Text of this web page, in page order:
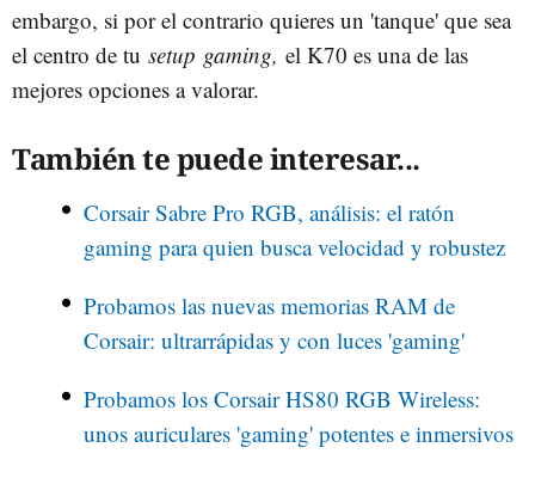
embargo, si por el contrario quieres un 'tanque' que sea
el centro de tu setup gaming, el K70 es una de las
mejores opciones a valorar.
También te puede interesar...
Corsair Sabre Pro RGB, análisis: el ratón
gaming para quien busca velocidad y robustez
Probamos las nuevas memorias RAM de
Corsair: ultrarrápidas y con luces 'gaming'
Probamos los Corsair HS80 RGB Wireless:
unos auriculares 'gaming' potentes e inmersivos